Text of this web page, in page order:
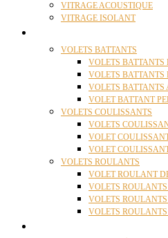
VITRAGE ACOUSTIQUE
VITRAGE ISOLANT
VOLETS BATTANTS
VOLETS BATTANTS
VOLETS BATTANTS
VOLETS
VOLET BATTANT
VOLETS COULISSANTS
VOLETS
VOLET
VOLET
VOLETS ROULANTS
VOLET ROULANT
VOLETS
VOLETS
VOLETS